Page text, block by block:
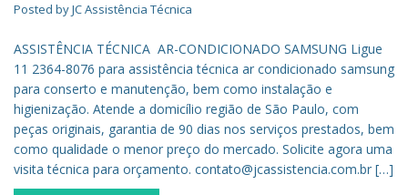
Posted byJC Assistência Técnica
ASSISTÊNCIA TÉCNICA AR-CONDICIONADO SAMSUNG Ligue
11 2364-8076 para assistência técnica ar condicionado samsung
para conserto e manutenção, bem como instalação e
higienização. Atende a domicílio região de São Paulo, com
peças originais, garantia de 90 dias nos serviços prestados, bem
como qualidade o menor preço do mercado. Solicite agora uma
visita técnica para orçamento. contato@jcassistencia.com.br […]